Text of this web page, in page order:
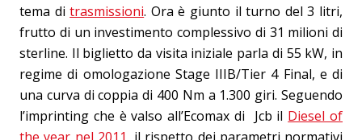
tema ditrasmissioni. Ora è giunto il turno del 3 litri,
frutto di un investimento complessivo di 31 milioni di
sterline. Il biglietto da visita iniziale parla di 55 kW, in
regime di omologazione Stage IIIB/Tier 4 Final, e di
una curva di coppia di 400 Nm a 1.300 giri. Seguendo
l’imprinting che è valso all’Ecomax di Jcb il Diesel of